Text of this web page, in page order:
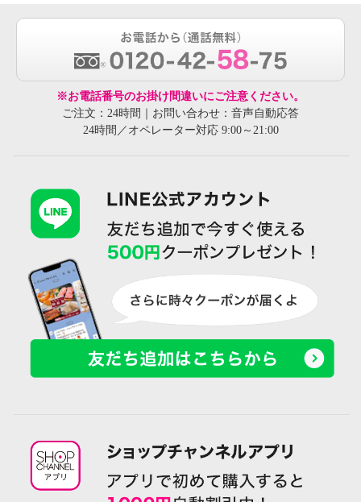
※お電話番号のお掛け間違いにご注意ください。
ご注文：24時間｜お問い合わせ：音声自動応答
24時間／オペレーター対応 9:00～21:00